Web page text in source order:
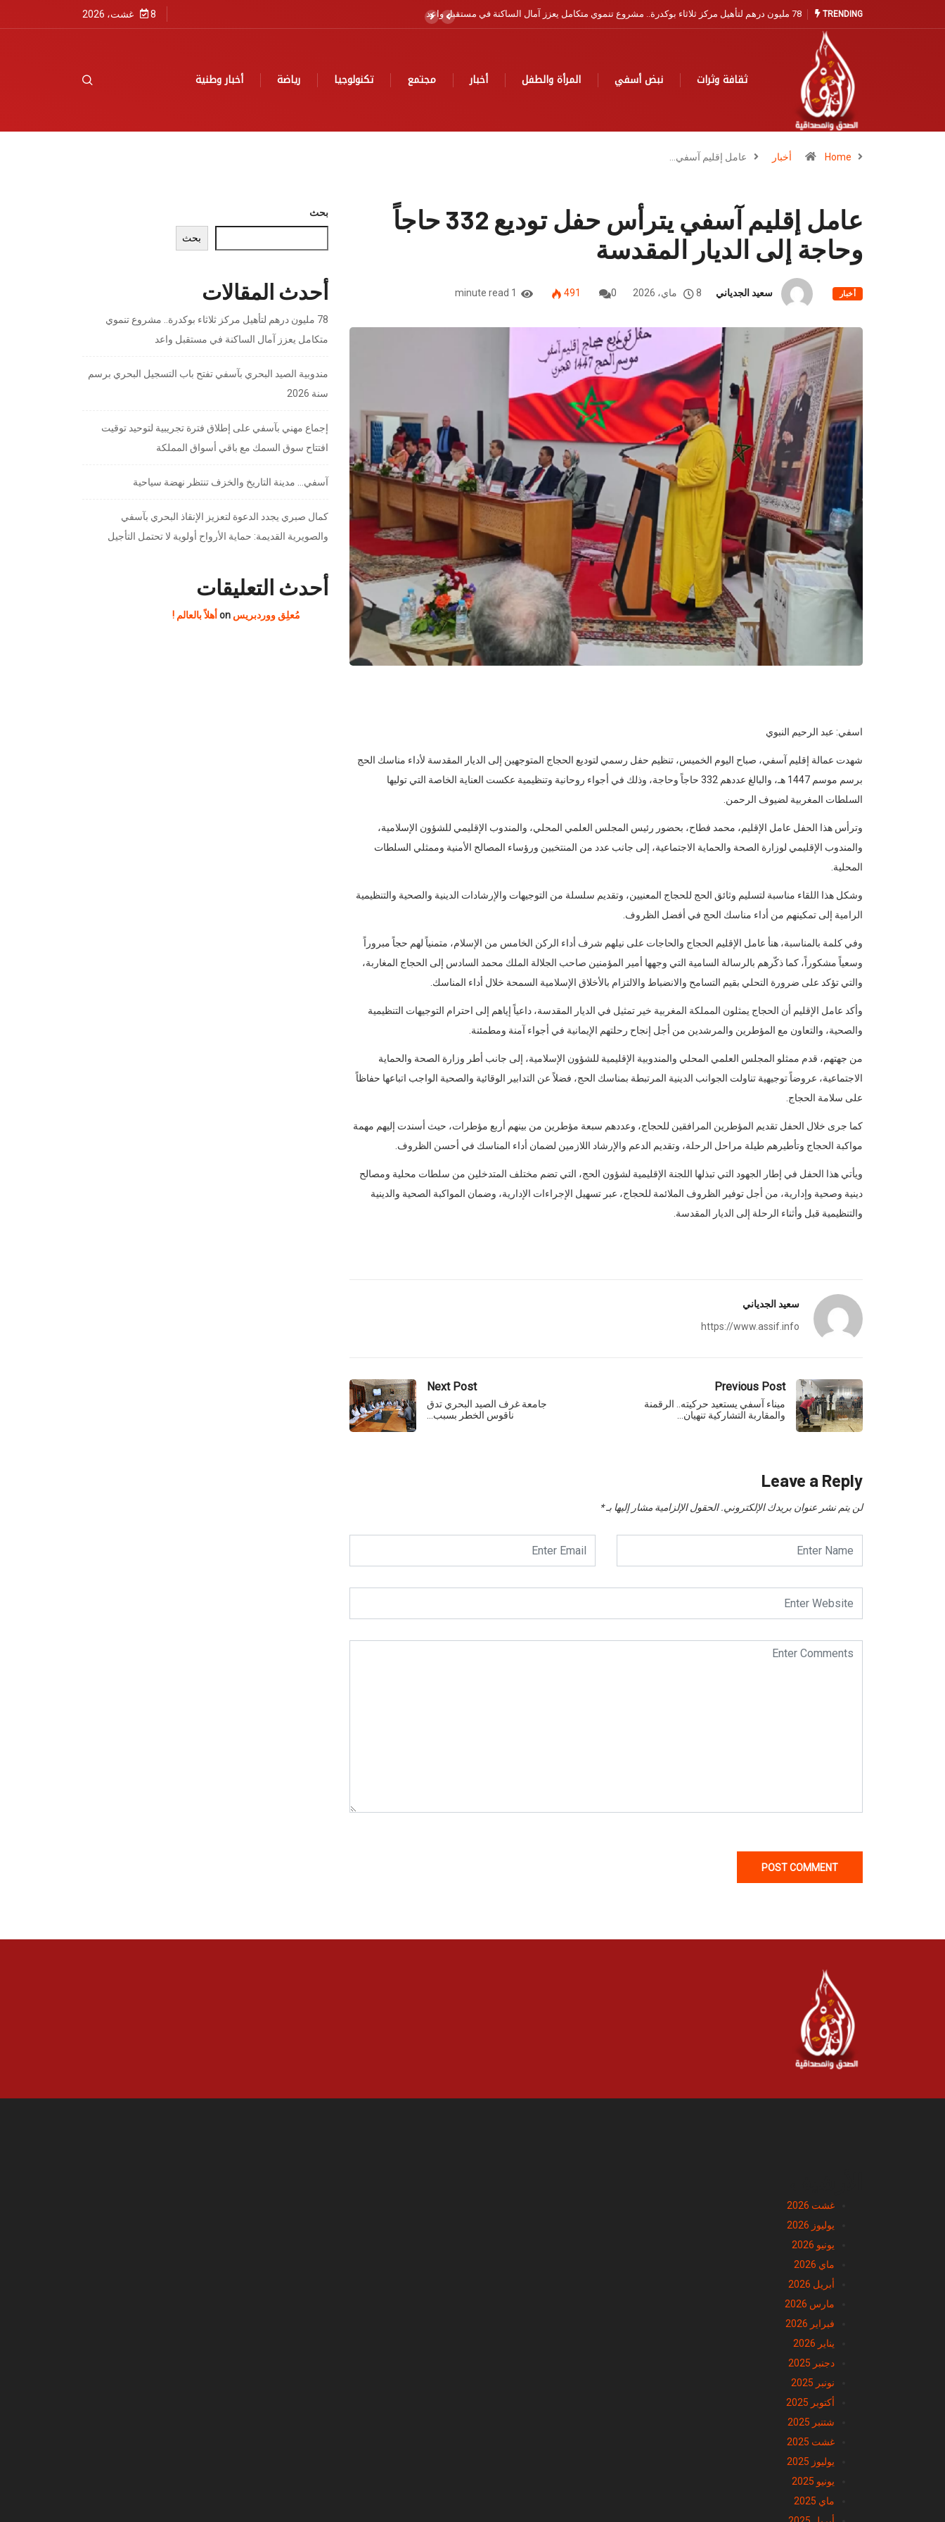
TRENDING مندوبية الصيد البحري بآسفي تفتح باب التسجيل البحري برسم سنة 2026 8 غشت، 2026
ثقافة وثرات نبض أسفي المرأة والطفل أخبار مجتمع تكنولوجيا رياضة أخبار وطنية
Home أخبار عامل إقليم آسفي…
عامل إقليم آسفي يترأس حفل توديع 332 حاجاً
وحاجة إلى الديار المقدسة
أخبار سعيد الجدياني 8 ماي، 2026 0
491
1 minute read
اسفي: عبد الرحيم النبوي
شهدت عمالة إقليم آسفي، صباح اليوم الخميس، تنظيم حفل رسمي لتوديع الحجاج المتوجهين إلى الديار المقدسة لأداء مناسك الحج
برسم موسم 1447 هـ، والبالغ عددهم 332 حاجاً وحاجة، وذلك في أجواء روحانية وتنظيمية عكست العناية الخاصة التي توليها
السلطات المغربية لضيوف الرحمن.
وترأس هذا الحفل عامل الإقليم، محمد فطاح، بحضور رئيس المجلس العلمي المحلي، والمندوب الإقليمي للشؤون الإسلامية،
والمندوب الإقليمي لوزارة الصحة والحماية الاجتماعية، إلى جانب عدد من المنتخبين ورؤساء المصالح الأمنية وممثلي السلطات
المحلية.
وشكل هذا اللقاء مناسبة لتسليم وثائق الحج للحجاج المعنيين، وتقديم سلسلة من التوجيهات والإرشادات الدينية والصحية والتنظيمية
الرامية إلى تمكينهم من أداء مناسك الحج في أفضل الظروف.
وفي كلمة بالمناسبة، هنأ عامل الإقليم الحجاج والحاجات على نيلهم شرف أداء الركن الخامس من الإسلام، متمنياً لهم حجاً مبروراً
وسعياً مشكوراً، كما ذكّرهم بالرسالة السامية التي وجهها أمير المؤمنين صاحب الجلالة الملك محمد السادس إلى الحجاج المغاربة،
والتي تؤكد على ضرورة التحلي بقيم التسامح والانضباط والالتزام بالأخلاق الإسلامية السمحة خلال أداء المناسك.
وأكد عامل الإقليم أن الحجاج يمثلون المملكة المغربية خير تمثيل في الديار المقدسة، داعياً إياهم إلى احترام التوجيهات التنظيمية
والصحية، والتعاون مع المؤطرين والمرشدين من أجل إنجاح رحلتهم الإيمانية في أجواء آمنة ومطمئنة.
من جهتهم، قدم ممثلو المجلس العلمي المحلي والمندوبية الإقليمية للشؤون الإسلامية، إلى جانب أطر وزارة الصحة والحماية
الاجتماعية، عروضاً توجيهية تناولت الجوانب الدينية المرتبطة بمناسك الحج، فضلاً عن التدابير الوقائية والصحية الواجب اتباعها حفاظاً
على سلامة الحجاج.
كما جرى خلال الحفل تقديم المؤطرين المرافقين للحجاج، وعددهم سبعة مؤطرين من بينهم أربع مؤطرات، حيث أسندت إليهم مهمة
مواكبة الحجاج وتأطيرهم طيلة مراحل الرحلة، وتقديم الدعم والإرشاد اللازمين لضمان أداء المناسك في أحسن الظروف.
ويأتي هذا الحفل في إطار الجهود التي تبذلها اللجنة الإقليمية لشؤون الحج، التي تضم مختلف المتدخلين من سلطات محلية ومصالح
دينية وصحية وإدارية، من أجل توفير الظروف الملائمة للحجاج، عبر تسهيل الإجراءات الإدارية، وضمان المواكبة الصحية والدينية
والتنظيمية قبل وأثناء الرحلة إلى الديار المقدسة.
سعيد الجدياني
https://www.assif.info
Previous Post
ميناء آسفي يستعيد حركيته.. الرقمنة
والمقاربة التشاركية تنهيان…
Next Post
جامعة غرف الصيد البحري تدق
ناقوس الخطر بسبب…
Leave a Reply
لن يتم نشر عنوان بريدك الإلكتروني. الحقول الإلزامية مشار إليها بـ*
بحث
بحث
أحدث المقالات
78 مليون درهم لتأهيل مركز ثلاثاء بوكدرة.. مشروع تنموي
متكامل يعزز آمال الساكنة في مستقبل واعد
مندوبية الصيد البحري بآسفي تفتح باب التسجيل البحري برسم
سنة 2026
إجماع مهني بآسفي على إطلاق فترة تجريبية لتوحيد توقيت
افتتاح سوق السمك مع باقي أسواق المملكة
آسفي… مدينة التاريخ والخزف تنتظر نهضة سياحية
كمال صبري يجدد الدعوة لتعزيز الإنقاذ البحري بآسفي
والصويرية القديمة: حماية الأرواح أولوية لا تحتمل التأجيل
أحدث التعليقات
مُعلِق ووردبريس أهلاً بالعالم !
غشت 2026
يوليوز 2026
يونيو 2026
ماي 2026
أبريل 2026
مارس 2026
فبراير 2026
يناير 2026
دجنبر 2025
نونبر 2025
أكتوبر 2025
شتنبر 2025
غشت 2025
يوليوز 2025
يونيو 2025
ماي 2025